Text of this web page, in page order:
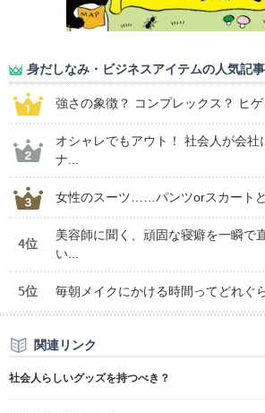
身だしなみ・ビジネスアイテムの人気記
強さの象徴？ コンプレックス？ ヒゲ
オシャレでもアウト！ 社会人が会社
ナ...
女性のスーツ……パンツorスカート
4位
美容師に聞く、頑固な寝癖を一瞬で
い...
5位 毎朝メイクにかける時間ってどれぐ
関連リンク
社会人らしいグッズを持つべき？